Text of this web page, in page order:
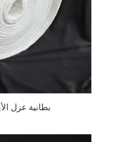
بطانية عزل